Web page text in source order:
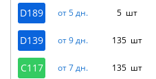
D189 от 5 дн. 5 шт
D139 от 9 дн. 135 шт
C117 от 7 дн. 135 шт